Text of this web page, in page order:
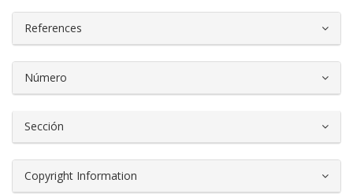
References
Número
Sección
Copyright Information